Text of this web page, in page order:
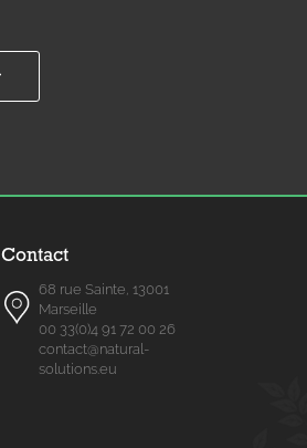
Contact
68 rue Sainte, 13001
Marseille
00 33(0)4 91 72 00 26
contact@natural-
solutions.eu